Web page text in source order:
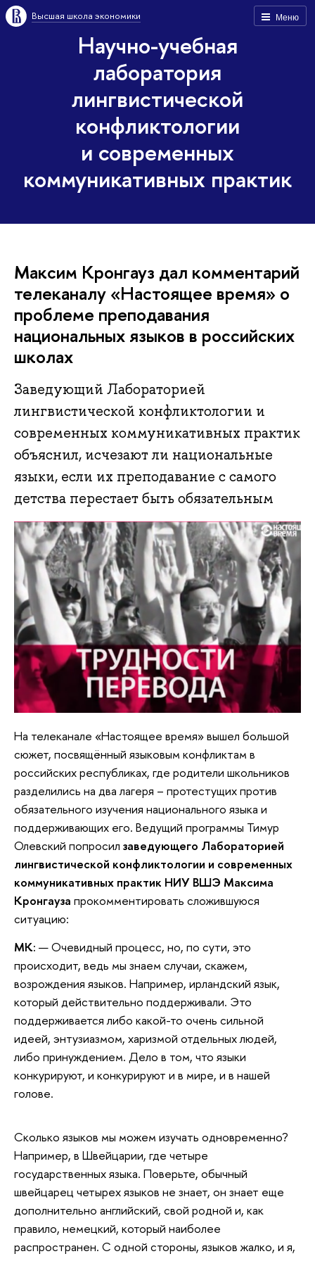
Меню
Высшая школа экономики
Научно-учебная
лаборатория
лингвистической
конфликтологии
и современных
коммуникативных практик
Максим Кронгауз дал комментарий
телеканалу «Настоящее время» о
проблеме преподавания
национальных языков в российских
школах
Заведующий Лабораторией
лингвистической конфликтологии и
современных коммуникативных практик
объяснил, исчезают ли национальные
языки, если их преподавание с самого
детства перестает быть обязательным
На телеканале «Настоящее время» вышел большой
сюжет, посвящённый языковым конфликтам в
российских республиках, где родители школьников
разделились на два лагеря – протестущих против
обязательного изучения национального языка и
поддерживающих его. Ведущий программы Тимур
Олевский попросил заведующего Лабораторией
лингвистической конфликтологии и современных
коммуникативных практик НИУ ВШЭ Максима
Кронгауза прокомментировать сложившуюся
ситуацию:
МК: — Очевидный процесс, но, по сути, это
происходит, ведь мы знаем случаи, скажем,
возрождения языков. Например, ирландский язык,
который действительно поддерживали. Это
поддерживается либо какой-то очень сильной
идеей, энтузиазмом, харизмой отдельных людей,
либо принуждением. Дело в том, что языки
конкурируют, и конкурируют и в мире, и в нашей
голове.
Сколько языков мы можем изучать одновременно?
Например, в Швейцарии, где четыре
государственных языка. Поверьте, обычный
швейцарец четырех языков не знает, он знает еще
дополнительно английский, свой родной и, как
правило, немецкий, который наиболее
распространен. С одной стороны, языков жалко, и я,